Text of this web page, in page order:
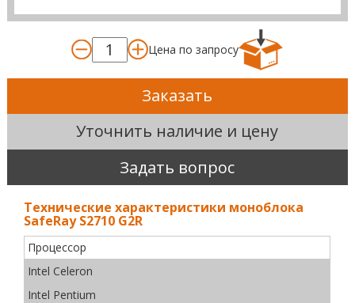
Цена по запросу
Заказать
Уточнить наличие и цену
Задать вопрос
Технические характеристики моноблока
SafeRay S2710 G2R
Процессор
Intel Celeron
Intel Pentium